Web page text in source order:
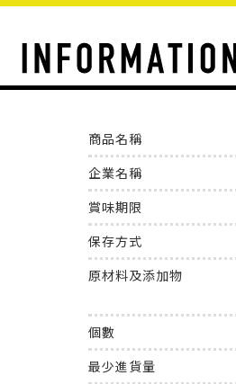
商品名稱
企業名稱
賞味期限
保存方式
原材料及添加物
個數
最少進貨量